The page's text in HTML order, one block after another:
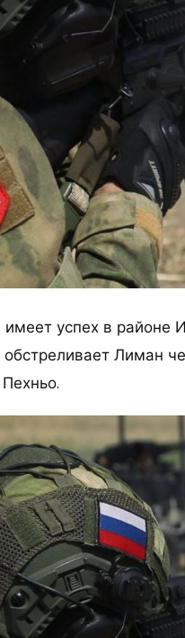
имеет успех в
обстреливает Лиман